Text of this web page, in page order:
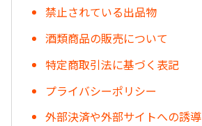
禁止されている出品物
酒類商品の販売について
特定商取引法に基づく表記
プライバシーポリシー
外部決済や外部サイトへの誘導